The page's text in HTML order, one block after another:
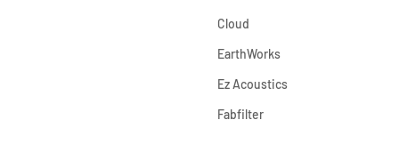
Cloud
EarthWorks
Ez Acoustics
Fabfilter